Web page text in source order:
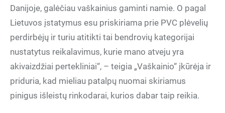
Danijoje, galėčiau vaškainius gaminti namie. O pagal
Lietuvos įstatymus esu priskiriama prie PVC plėvelių
perdirbėjų ir turiu atitikti tai bendrovių kategorijai
nustatytus reikalavimus, kurie mano atveju yra
akivaizdžiai pertekliniai“, – teigia „Vaškainio“ įkūrėja ir
priduria, kad mieliau patalpų nuomai skiriamus
pinigus išleistų rinkodarai, kurios dabar taip reikia.